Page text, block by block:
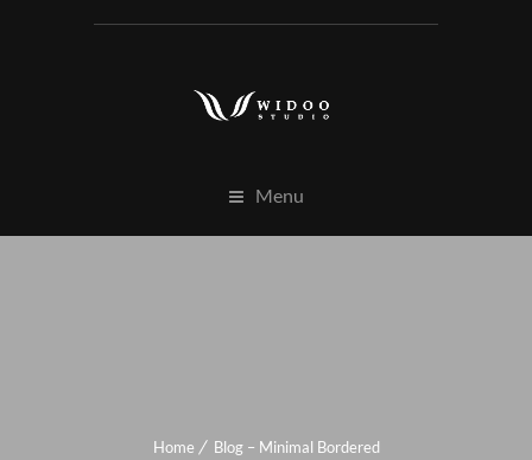
Menu
Home Blog – Minimal Bordered